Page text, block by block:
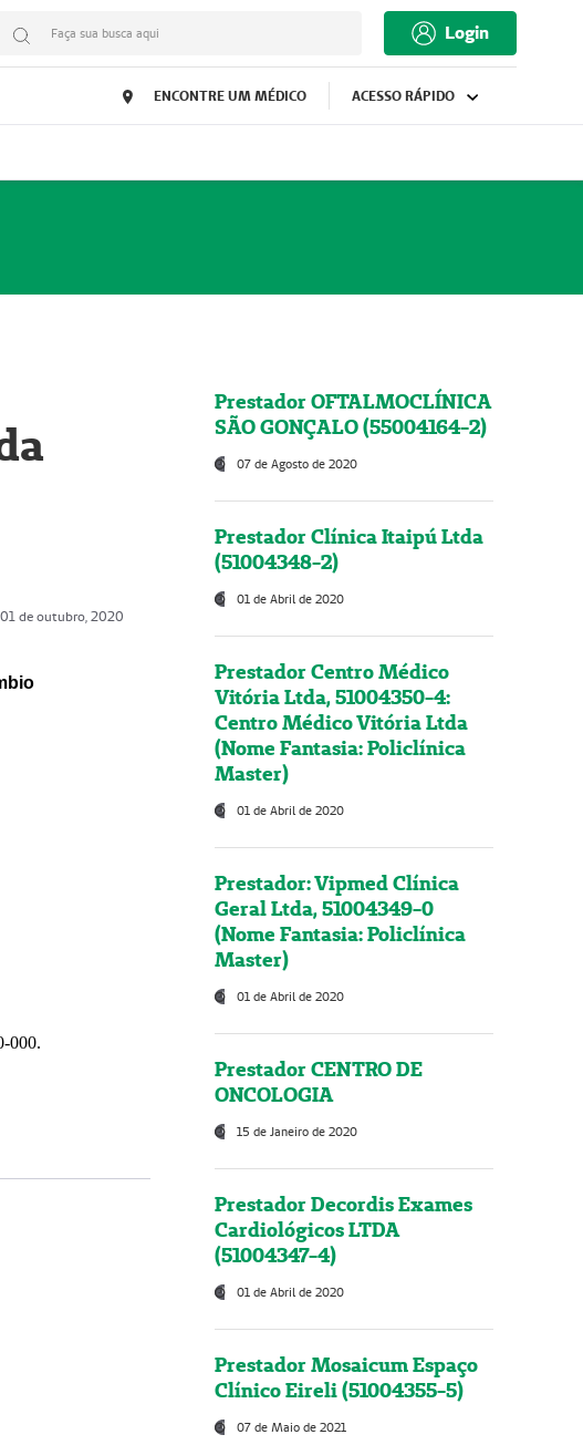
Faça sua busca aqui Login
ENCONTRE UM MÉDICO ACESSO RÁPIDO
01 de outubro, 2020
000.
Prestador OFTALMOCLÍNICA
SÃO GONÇALO (55004164-2)
07 de Agosto de 2020
Prestador Clínica Itaipú Ltda
(51004348-2)
01 de Abril de 2020
Prestador Centro Médico
Vitória Ltda, 51004350-4:
Centro Médico Vitória Ltda
(Nome Fantasia: Policlínica
Master)
01 de Abril de 2020
Prestador: Vipmed Clínica
Geral Ltda, 51004349-0
(Nome Fantasia: Policlínica
Master)
01 de Abril de 2020
Prestador CENTRO DE
ONCOLOGIA
15 de Janeiro de 2020
Prestador Decordis Exames
Cardiológicos LTDA
(51004347-4)
01 de Abril de 2020
Prestador Mosaicum Espaço
Clínico Eireli (51004355-5)
07 de Maio de 2021